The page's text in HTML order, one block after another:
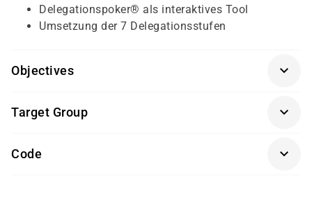
Delegationspoker® als interaktives Tool
Umsetzung der 7 Delegationsstufen
Objectives
Training richtet sich an Projektverantwortliche mit
Strukturen.
Target Group
Code